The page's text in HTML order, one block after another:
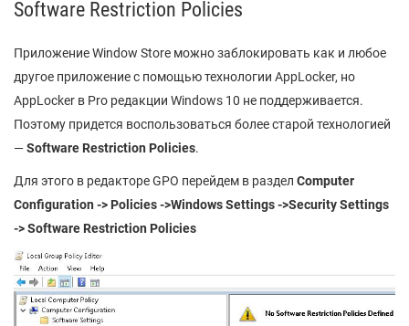
Software Restriction Policies
Приложение Window Store можно заблокировать как и любое
другое приложение с помощью технологии AppLocker, но
AppLocker в Pro редакции Windows 10 не поддерживается.
Поэтому придется воспользоваться более старой технологией
—Software Restriction Policies.
Для этого в редакторе GPO перейдем в раздел Computer
Configuration -> Policies ->Windows Settings ->Security Settings
-> Software Restriction Policies